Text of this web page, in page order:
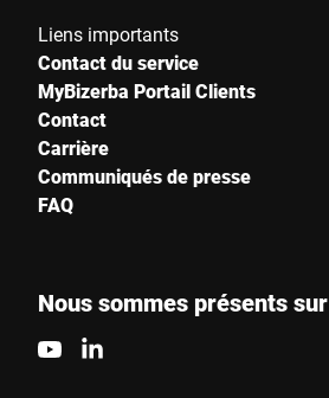
Liens importants
Contact du service
MyBizerba Portail Clients
Contact
Carrière
Communiqués de presse
FAQ
Nous sommes présents sur